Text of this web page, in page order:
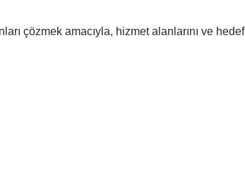
çözmek amacıyla, hizmet alanlarını ve